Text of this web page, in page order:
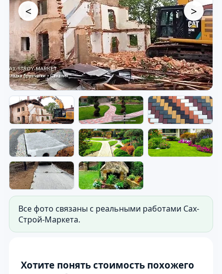
<
Благоустройство участка —
готовые работы и элементы.
Фото дорожек, площадок, водоотвода и
благоустройства территории.
>
Все фото связаны с реальными работами Сах-
Строй-Маркета.
Хотите понять стоимость похожего